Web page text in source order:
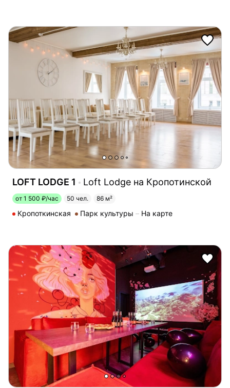
LOFT LODGE 1 Loft Lodge на Кропотинской
от 1 500 ₽/час 50 чел. 86 м²
Кропоткинская Парк культуры На карте